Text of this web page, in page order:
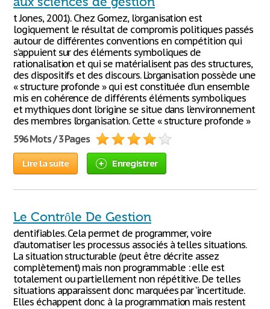
t Jones, 2001). Chez Gomez, l’organisation est
logiquement le résultat de compromis politiques passés
autour de différentes conventions en compétition qui
s’appuient sur des éléments symboliques de
rationalisation et qui se matérialisent pas des structures,
des dispositifs et des discours. L’organisation possède une
« structure profonde » qui est constituée d’un ensemble
mis en cohérence de différents éléments symboliques
et mythiques dont l’origine se situe dans l’environnement
des membres l’organisation. Cette « structure profonde »
596 Mots / 3 Pages
Lire la suite Enregistrer
Le Contrôle De Gestion
dentifiables. Cela permet de programmer, voire
d’automatiser les processus associés à telles situations.
La situation structurable (peut être décrite assez
complètement) mais non programmable : elle est
totalement ou partiellement non répétitive. De telles
situations apparaissent donc marquées par ‘incertitude.
Elles échappent donc à la programmation mais restent